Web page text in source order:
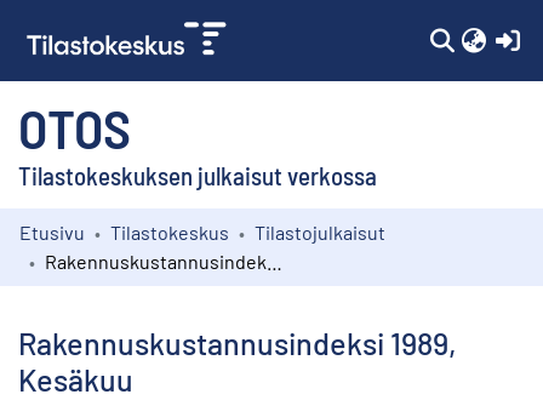
OTOS
Tilastokeskuksen julkaisut verkossa
Kokoelmat
Etusivu Tilastokeskus
Tilastojulkaisut
Rakennuskustannusindeksi 1989,
Kesäkuu